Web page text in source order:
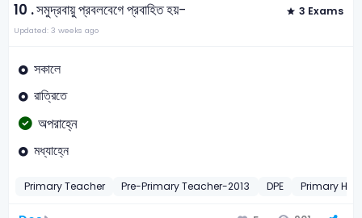
10 .সমুদ্রবায়ু প্রবলবেগে প্রবাহিত হয়- 3 Exams
Updated: 3 weeks ago
সকালে
রাত্রিতে
অপরাহ্নে
মধ্যাহ্নে
Primary Teacher Pre-Primary Teacher-2013 DPE Primary